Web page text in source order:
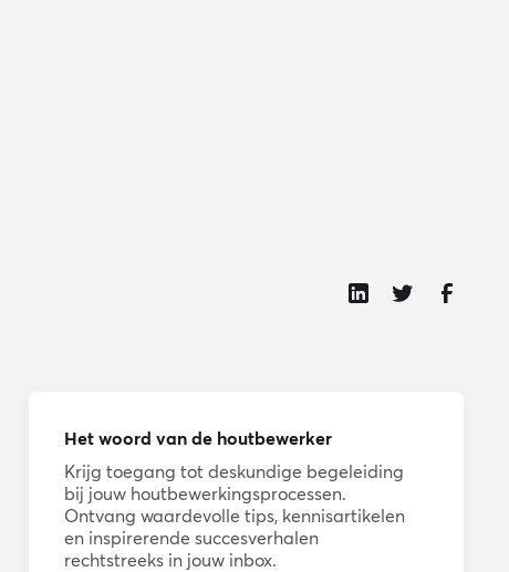
Het woord van de houtbewerker
Krijg toegang tot deskundige begeleiding
bij jouw houtbewerkingsprocessen.
Ontvang waardevolle tips, kennisartikelen
en inspirerende succesverhalen
rechtstreeks in jouw inbox.